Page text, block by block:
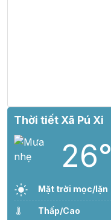
Thời tiết Xã Pú Xi
26°
Mặt trời mọc/lặn
Thấp/Cao